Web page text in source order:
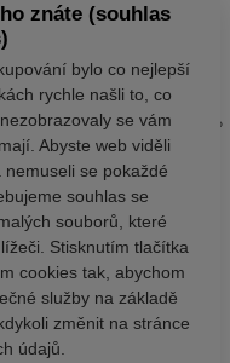
znáte (souhlas
bylo co nejlepší
rychle našli to, co
se vám
Abyste web viděli
se pokaždé
souhlas se
souborů, které
Stisknutím tlačítka
cookies tak, abychom
služby na základě
změnit na stránce
údajů.